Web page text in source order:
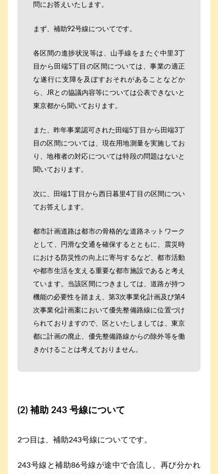
問にお答えいたします。
まず、補助92号線についてです。
各区間の進捗状況等は、山手線をまたぐ中里3丁
目から田端5丁目の区間については、事業の適正
な遂行に支障を及ぼすおそれがあることなどか
ら、JRとの協議内容等については公表できないと
東京都から聞いております。
また、昨年事業認可された田端5丁目から田端3丁
目の区間については、現在用地測量を実施してお
り、地権者の対応については特段の問題はないと
聞いております。
次に、田端1丁目から西日暮里4丁目の区間につい
てお答えします。
都市計画道路は都市の骨格的な道路ネットワーク
として、円滑な交通を確保するとともに、震災時
における防災性の向上に寄与するなど、都市活動
や都市生活を支える重要な都市施設であると考え
ています。当該区間につきましては、道路が持つ
機能の必要性を踏まえ、第3次事業化計画及び第4
次事業化計画案において優先整備路線に位置づけ
られておりますので、区といたしましては、東京
都に計画の廃止、優先整備路線からの除外等を働
きかけることは考えておりません。
(2) 補助 243 号線について
2つ目は、補助243号線についてです。
243号線と補助86号線が途中で合流し、再び分かれ